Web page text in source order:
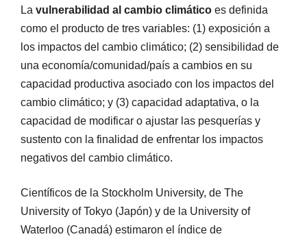
La vulnerabilidad al cambio climático es definida
como el producto de tres variables: (1) exposición a
los impactos del cambio climático; (2) sensibilidad de
una economía/comunidad/país a cambios en su
capacidad productiva asociado con los impactos del
cambio climático; y (3) capacidad adaptativa, o la
capacidad de modificar o ajustar las pesquerías y
sustento con la finalidad de enfrentar los impactos
negativos del cambio climático.
Científicos de la Stockholm University, de The
University of Tokyo (Japón) y de la University of
Waterloo (Canadá) estimaron el índice de